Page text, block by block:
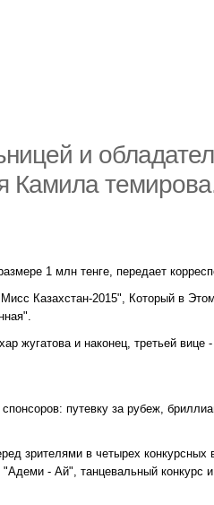
и
Камила
1 млн тенге, передает
Казахстан-2015", Который в
жугатова и наконец, третьей вице
путевку за рубеж,
зрителями в четырех конкурсных
- Ай", танцевальный конкурс